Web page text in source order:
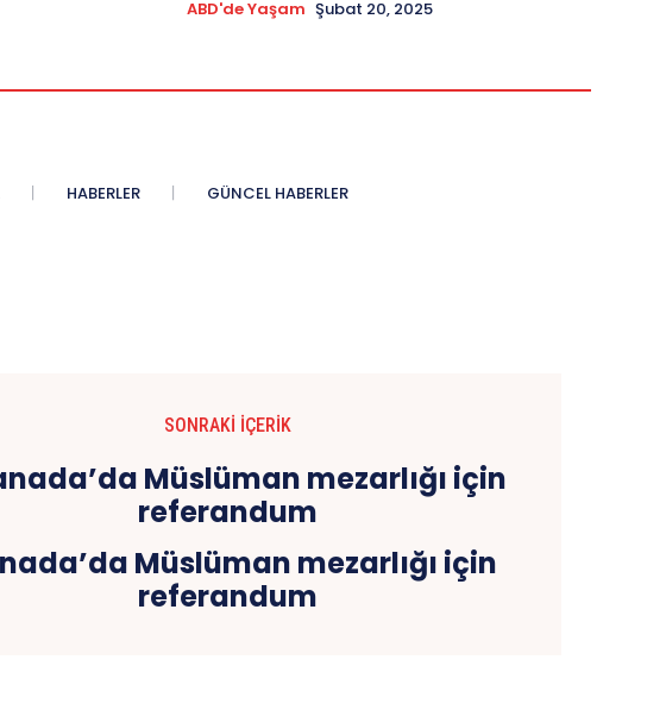
ABD'de Yaşam Şubat 20, 2025
HABERLER GÜNCEL HABERLER
SONRAKI İÇERIK
Müslüman mezarlığı için
referandum